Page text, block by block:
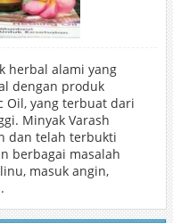
herbal alami yang
dengan produk
Oil, yang terbuat dari
Minyak Varash
dan telah terbukti
berbagai masalah
masuk angin,